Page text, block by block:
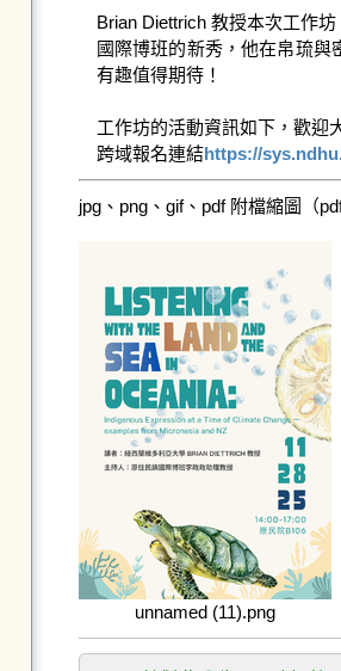
Brian Diettrich 教授本次工作
國際博班的新秀，他在帛琉
有趣值得期待！
工作坊的活動資訊如下，歡迎
跨域報名連結https://
jpg、png、gif、pdf 附檔縮圖（
unnamed (11).png